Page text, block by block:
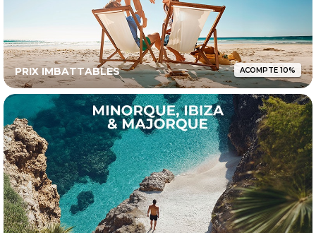
PRIX IMBATTABLES ACOMPTE 10%